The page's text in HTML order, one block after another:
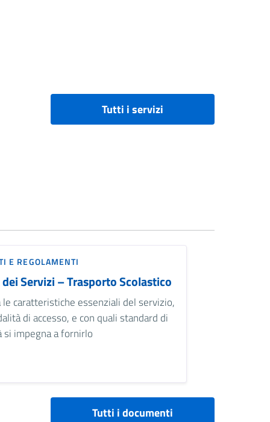
Tutti i servizi
E REGOLAMENTI
dei Servizi – Trasporto Scolastico
le caratteristiche essenziali del servizio,
di accesso, e con quali standard di
si impegna a fornirlo
Tutti i documenti